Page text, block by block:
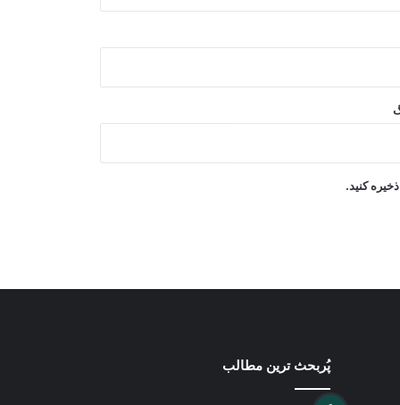
کاهش ذخایر موشکی آمریکا
دوسیه تهاجم به کورسک اعلام جرم کرد
کرد و از تمایل به توافق سخن گفت
کنید.
پُربحث ترین مطالب